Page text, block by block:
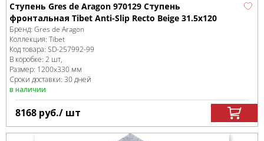
Ступень Gres de Aragon 970129 Ступень
фронтальная Tibet Anti-Slip Recto Beige 31.5x120
Бренд: Gres de Aragon
Коллекция: Tibet
Код товара: SD-257992-99
В коробке: 2 шт,
Размер: 1200x330 мм
Сроки доставки: 30 дней
в наличии
8168 руб./ шт